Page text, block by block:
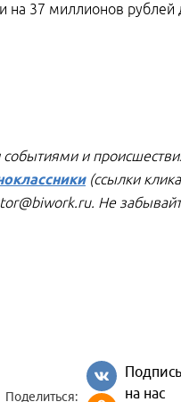
37 миллионов рублей
и
(ссылки
Не
Поделиться:
на нас